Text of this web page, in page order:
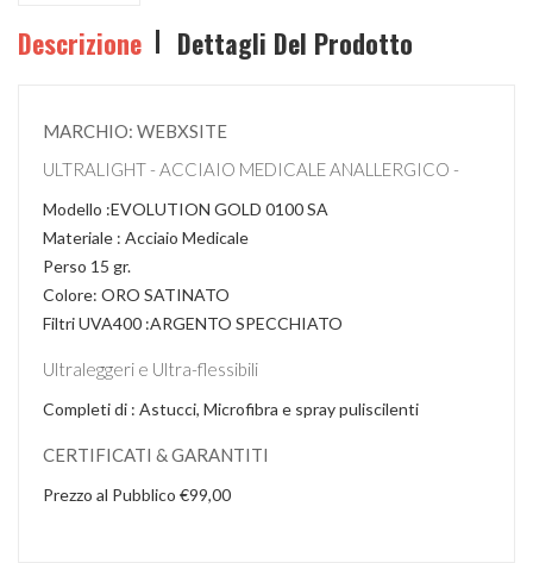
Descrizione Dettagli Del Prodotto
MARCHIO: WEBXSITE
ULTRALIGHT - ACCIAIO MEDICALE ANALLERGICO -
Modello :EVOLUTION GOLD 0100 SA
Materiale : Acciaio Medicale
Perso 15 gr.
Colore: ORO SATINATO
Filtri UVA400 :ARGENTO SPECCHIATO
Ultraleggeri e Ultra-flessibili
Completi di : Astucci, Microfibra e spray puliscilenti
CERTIFICATI & GARANTITI
Prezzo al Pubblico €99,00